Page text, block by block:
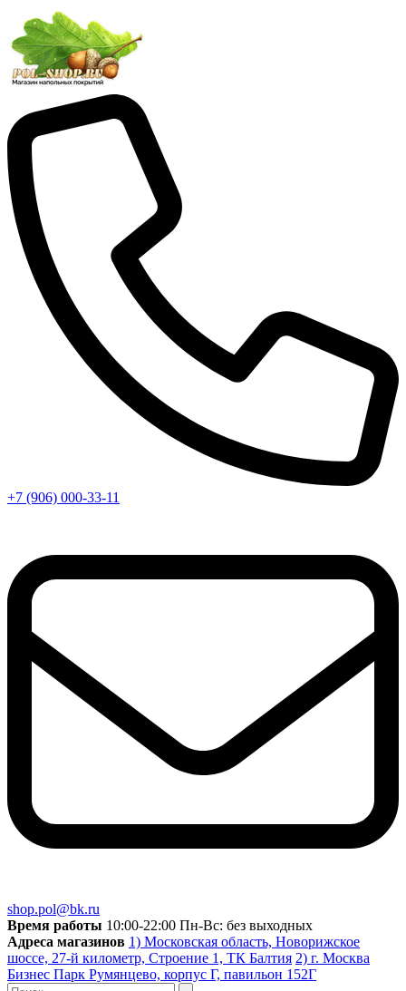
+7 (906) 000-33-11
shop.pol@bk.ru
Время работы 10:00-22:00 Пн-Вс: без выходных
Адреса магазинов 1) Московская область, Новорижское
шоссе, 27-й километр, Строение 1, ТК Балтия 2) г. Москва
Бизнес Парк Румянцево, корпус Г, павильон 152Г